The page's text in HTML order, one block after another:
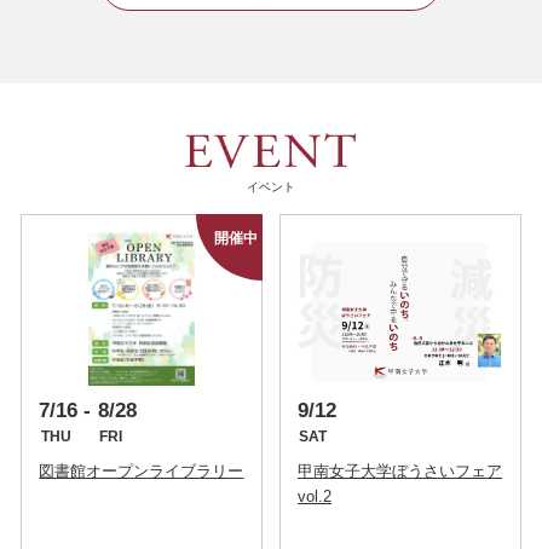
イベント
7/16
THU
8/28
FRI
図書館オープンライブラリー
9/12
SAT
甲南女子大学ぼうさいフェア
vol.2